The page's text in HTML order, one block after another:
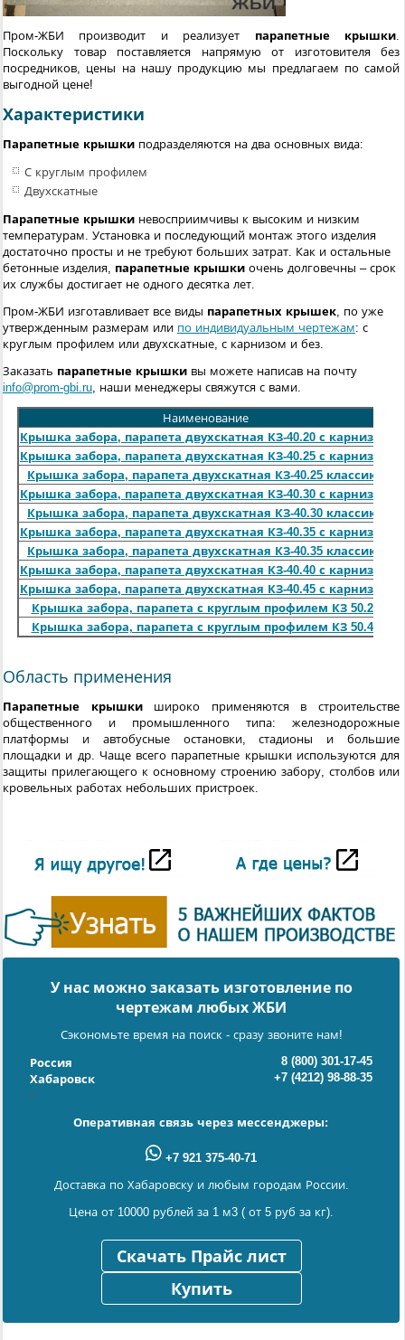
Пром-ЖБИ производит и реализует парапетные крышки
Поскольку товар поставляется напрямую от изготовителя без
посредников, цены на нашу продукцию мы предлагаем по самой
выгодной цене!
Характеристики
Парапетные крышки подразделяются на два основных вида:
С круглым профилем
Двухскатные
Парапетные крышки невосприимчивы к высоким и низким
температурам. Установка и последующий монтаж этого изделия
достаточно просты и не требуют больших затрат. Как и остальные
бетонные изделия, парапетные крышки очень долговечны – срок
их службы достигает не одного десятка лет.
Пром-ЖБИ изготавливает все виды парапетных крышек , по уже
утвержденным размерам или по индивидуальным чертежам: с
круглым профилем или двухскатные, с карнизом и без.
Заказать парапетные крышки вы можете написав на почту
info@prom-gbi.ru , наши менеджеры свяжутся с вами.
Наименование
Крышка забора, парапета двухскатная КЗ-40.20 с карнизом
Крышка забора, парапета двухскатная КЗ-40.25 с карнизом
Крышка забора, парапета двухскатная КЗ-40.25 классика
Крышка забора, парапета двухскатная КЗ-40.30 с карнизом
Крышка забора, парапета двухскатная КЗ-40.30 классика
Крышка забора, парапета двухскатная КЗ-40.35 с карнизом
Крышка забора, парапета двухскатная КЗ-40.35 классика
Крышка забора, парапета двухскатная КЗ-40.40 с карнизом
Крышка забора, парапета двухскатная КЗ-40.45 с карнизом
Крышка забора, парапета с круглым профилем КЗ 50.25
Крышка забора, парапета с круглым профилем КЗ 50.45
Область применения
Парапетные крышкишироко применяются в строительстве
общественного и промышленного типа: железнодорожные
платформы и автобусные остановки, стадионы и большие
площадки и др. Чаще всего парапетные крышки используются для
защиты прилегающего к основному строению забору, столбов или
кровельных работах небольших пристроек.
У нас можно заказать изготовление по
чертежам любых ЖБИ
Сэкономьте время на поиск - сразу звоните нам!
Россия
8 (800) 301-17-45
Хабаровск
+7 (4212) 98-88-35
Оперативная связь через мессенджеры:
+7 921 375-40-71
Доставка по Хабаровску и любым городам России.
Цена от 10000 рублей за 1 м3 ( от 5 руб за кг).
Скачать Прайс лист
Купить